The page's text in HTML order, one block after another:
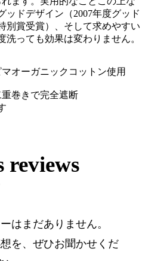
ッドデザイン（2007年度グッド
別賞受賞）、そして求めやすい
っても効果は変わりません。
オーガニックコットン使用
巻きで完全遮断
reviews
はまだありません。
を、ぜひお聞かせくだ